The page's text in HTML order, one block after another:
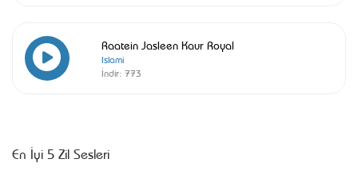
Raatein Jasleen Kaur Royal
Islami
İndir: 773
En İyi 5 Zil Sesleri